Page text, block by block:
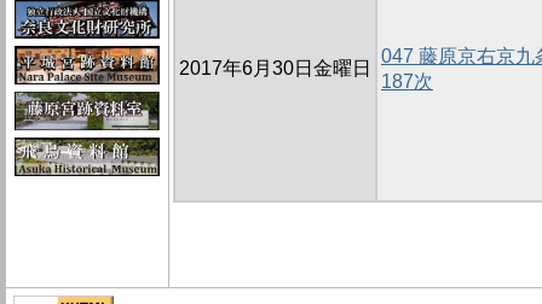
2017年6月30日金曜日
047 藤原京右京九
187次